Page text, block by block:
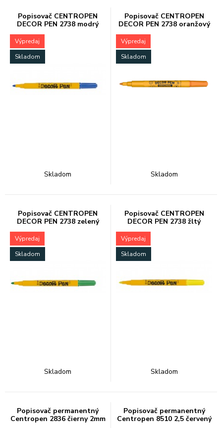
Popisovač CENTROPEN
DECOR PEN 2738 modrý
Výpredaj
Skladom
Skladom
Popisovač CENTROPEN
DECOR PEN 2738 oranžový
Výpredaj
Skladom
Skladom
Popisovač CENTROPEN
DECOR PEN 2738 zelený
Výpredaj
Skladom
Skladom
Popisovač CENTROPEN
DECOR PEN 2738 žltý
Výpredaj
Skladom
Skladom
Popisovač permanentný
Centropen 2836 čierny 2mm
Popisovač permanentný
Centropen 8510 2,5 červený